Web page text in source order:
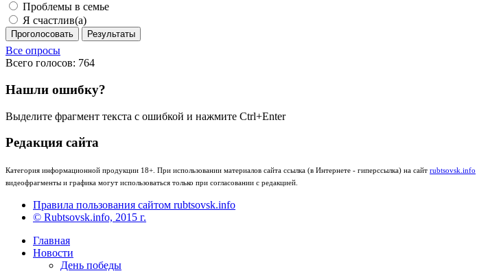
Проблемы в семье
Я счастлив(а)
Проголосовать Результаты
Все опросы
Всего голосов: 764
Нашли ошибку?
Выделите фрагмент текста с ошибкой и нажмите Ctrl+Enter
Редакция сайта
Категория информационной продукции 18+. При использовании материалов сайта ссылка (в Интернете - гиперссылка) на сайт rubtsovsk.info
видеофрагменты и графика могут использоваться только при согласовании с редакцией.
Правила пользования сайтом rubtsovsk.info
© Rubtsovsk.info, 2015 г.
Главная
Новости
День победы